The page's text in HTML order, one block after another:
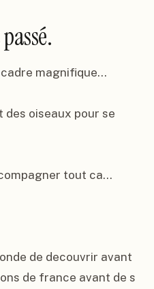
magnifique...
des oiseaux pour se
tout ca...
de decouvrir avant
de france avant de s